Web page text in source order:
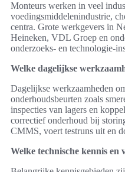
Monteurs werken in veel
voedingsmiddelenindustrie,
centra. Grote werkgevers in
Heineken, VDL Groep en
onderzoeks- en technologie-
Welke dagelijkse
Dagelijkse werkzaamheden
onderhoudsbeurten zoals
inspecties van lagers en
correctief onderhoud bij
CMMS, voert testruns uit en
Welke technische kennis en